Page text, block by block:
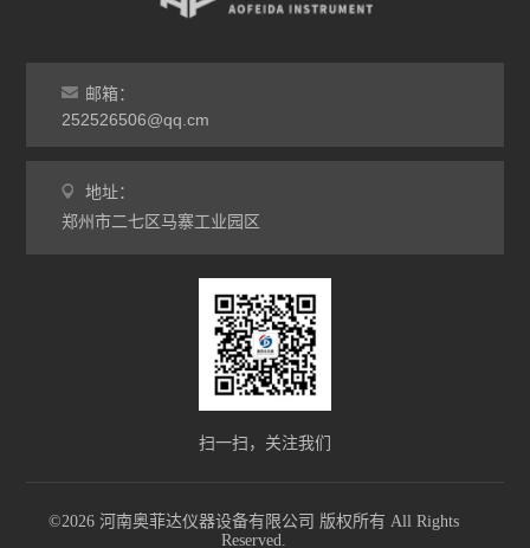
灰分马弗炉
非标定做马弗炉
工业马弗炉
邮箱：
252526506@qq.cm
地址：
郑州市二七区马寨工业园区
扫一扫，关注我们
©2026 河南奥菲达仪器设备有限公司 版权所有 All Rights
Reserved.